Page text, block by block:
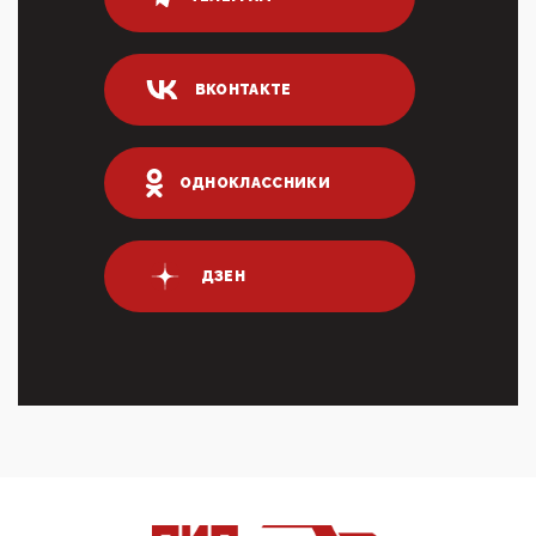
03:35, 10 Апреля 2026
Суммарное вознаграждение менеджменту в 15
крупных банках по итогам 2025 года превысило 63
млрд руб. ...
03:01, 10 Апреля 2026
что союзники просили Киев не наносить удары по
энергети...
01:54, 10 Апреля 2026
ПрезидентПутинвчера вечером обьявил
Пасхальное перемирие с 16 часов субботы до конца
дня Воскресен...
01:09, 10 Апреля 2026
ВКОНТАКТЕ
ОДНОКЛАССНИКИ
ДЗЕН